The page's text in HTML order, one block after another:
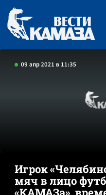
09 апр 2021 в 11:35
Игрок
мяч в лицо